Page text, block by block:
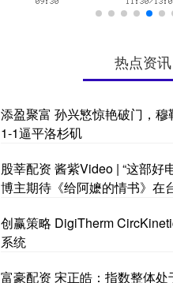
热点资讯
添盈聚富 孙兴慜惊艳破门，
1-1逼平洛杉矶
股莘配资 酱紫Video | “这部好
博主期待《给阿嬷的情书》在
创赢策略 DigiTherm
系统
富豪配资 宋正皓：指数整体